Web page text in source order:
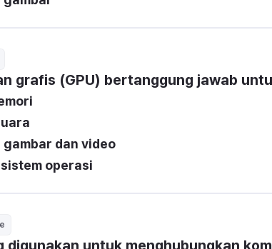
grafis (GPU) bertanggung jawab
dan video
operasi
digunakan untuk menghubungkan